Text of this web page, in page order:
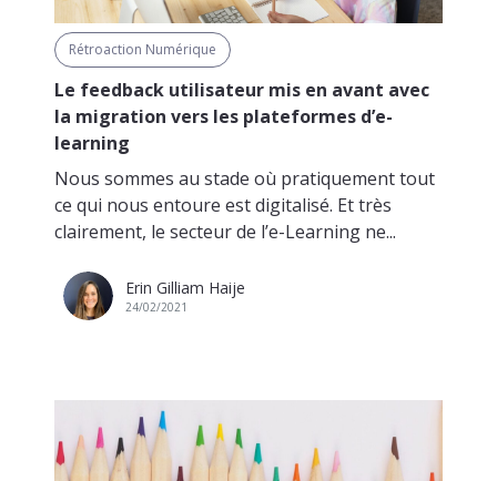
Rétroaction Numérique
Le feedback utilisateur mis en avant avec
la migration vers les plateformes d’e-
learning
Nous sommes au stade où pratiquement tout
ce qui nous entoure est digitalisé. Et très
clairement, le secteur de l’e-Learning ne...
Erin Gilliam Haije
24/02/2021